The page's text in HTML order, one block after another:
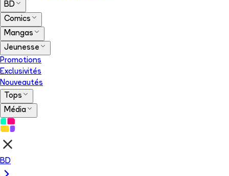
BD
Comics
Mangas
Jeunesse
Promotions
Exclusivités
Nouveautés
Tops
Média
BD